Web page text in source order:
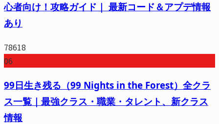
心者向け！攻略ガイド｜ 最新コード＆アプデ情報
あり
78618
06
99日生き残る（99 Nights in the Forest）全クラ
ス一覧｜最強クラス・職業・タレント、新クラス
情報